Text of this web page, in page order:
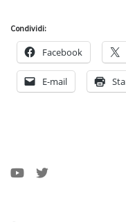
Condividi:
Facebook
E-mail